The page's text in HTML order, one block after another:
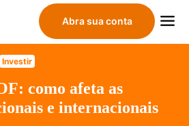
Abra sua conta
Investir
como afeta as
e internacionais